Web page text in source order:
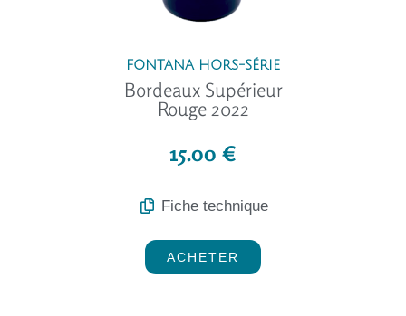
FONTANA HORS-SÉRIE
Bordeaux Supérieur
Rouge 2022
15.00 €
Fiche technique
ACHETER